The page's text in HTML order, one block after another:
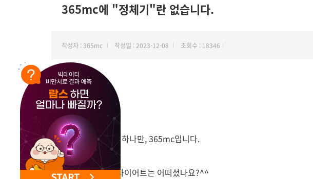
365mc에 "정체기"란 없습니다.
작성자 : 365mc 작성일 : 2023-12-08 조회수 : 18346
안녕하세요. 비만 하나만, 365mc입니다.
고객님~ 오늘의 다이어트는 어떠셨나요?^^